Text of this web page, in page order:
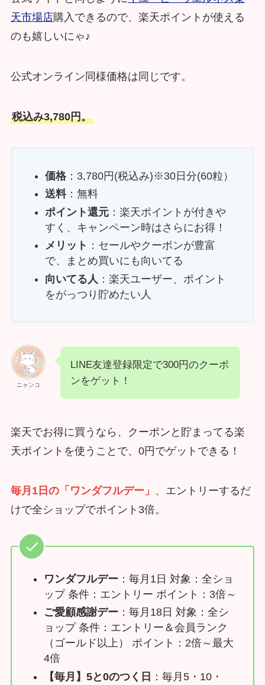
天市場店購入できるので、楽天ポイントが使える
のも嬉しいにゃ♪
公式オンライン同様価格は同じです。
税込み3,780円。
価格：3,780円(税込み)※30日分(60粒）
送料：無料
ポイント還元：楽天ポイントが付きや
すく、キャンペーン時はさらにお得！
メリット ：セールやクーポンが豊富
で、まとめ買いにも向いてる
向いてる人 ：楽天ユーザー、ポイント
をがっつり貯めたい人
ニャンコ
LINE友達登録限定で300円のクーポ
ンをゲット！
楽天でお得に買うなら、クーポンと貯まってる楽
天ポイントを使うことで、0円でゲットできる！
毎月1日の「ワンダフルデー」 、エントリーするだ
けで全ショップでポイント3倍。
ワンダフルデー：毎月1日 対象：全ショ
ップ 条件：エントリー ポイント：3倍～
ご愛顧感謝デー：毎月18日 対象：全シ
ョップ 条件：エントリー＆会員ランク
（ゴールド以上） ポイント：2倍～最大
4倍
【毎月】5と0のつく日 ：毎月5・10・